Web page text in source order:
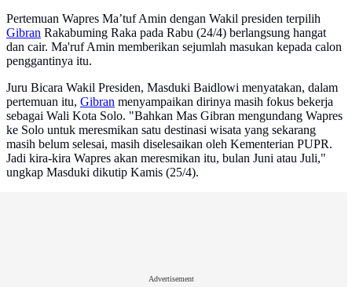
Pertemuan Wapres Ma’tuf Amin dengan Wakil presiden terpilih
Gibran Rakabuming Raka pada Rabu (24/4) berlangsung hangat
dan cair. Ma'ruf Amin memberikan sejumlah masukan kepada calon
penggantinya itu.
Juru Bicara Wakil Presiden, Masduki Baidlowi menyatakan, dalam
pertemuan itu, Gibran menyampaikan dirinya masih fokus bekerja
sebagai Wali Kota Solo. "Bahkan Mas Gibran mengundang Wapres
ke Solo untuk meresmikan satu destinasi wisata yang sekarang
masih belum selesai, masih diselesaikan oleh Kementerian PUPR.
Jadi kira-kira Wapres akan meresmikan itu, bulan Juni atau Juli,"
ungkap Masduki dikutip Kamis (25/4).
Advertisement